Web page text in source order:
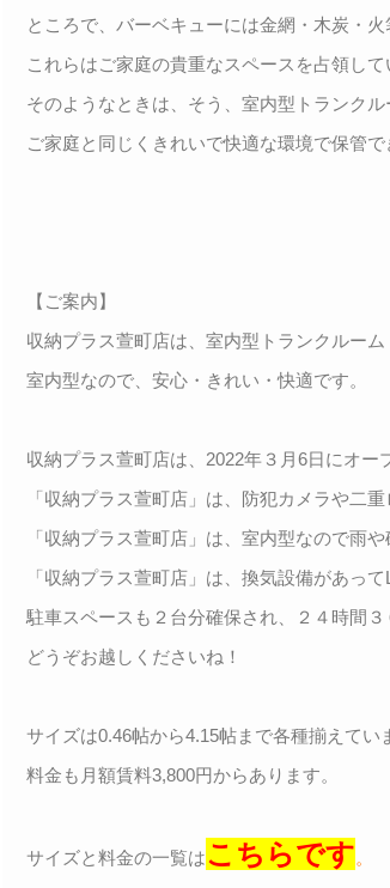
ところで、バーベキューには金網・木炭・
これらはご家庭の貴重なスペースを占領して
そのようなときは、そう、室内型トランクル
ご家庭と同じくきれいで快適な環境で保管で
【ご案内】
収納プラス萱町店は、室内型トランクルーム
室内型なので、安心・きれい・快適です。
収納プラス萱町店は、2022年３月6日にオー
「収納プラス萱町店」は、防犯カメラや二
「収納プラス萱町店」は、室内型なので雨
「収納プラス萱町店」は、換気設備があっ
駐車スペースも２台分確保され、２４時間３
どうぞお越しくださいね！
サイズは0.46帖から4.15帖まで各種揃えてい
料金も月額賃料3,800円からあります。
サイズと料金の一覧はこちらです。